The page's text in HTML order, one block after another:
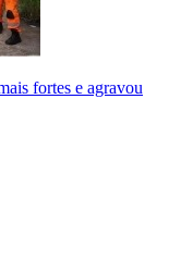
fortes e agravou